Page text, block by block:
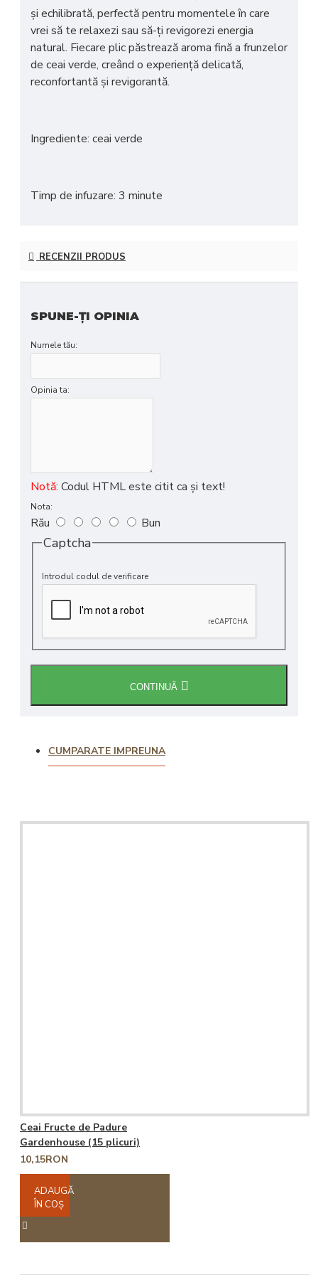
și echilibrată, perfectă pentru momentele în care
vrei să te relaxezi sau să-ți revigorezi energia
natural. Fiecare plic păstrează aroma fină a frunzelor
de ceai verde, creând o experiență delicată,
reconfortantă și revigorantă.
Ingrediente: ceai verde
Timp de infuzare: 3 minute
RECENZII PRODUS
SPUNE-ŢI OPINIA
Numele tău:
Opinia ta:
Notă: Codul HTML este citit ca şi text!
Nota:
Rău Bun
Captcha
Introdul codul de verificare
CONTINUĂ
CUMPARATE IMPREUNA
Ceai Fructe de Padure
Gardenhouse (15 plicuri)
10,15RON
ADAUGĂ
ÎN COŞ